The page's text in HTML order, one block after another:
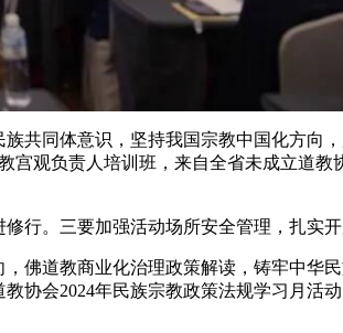
共同体意识，坚持我国宗教中国化方向
宫观负责人培训班，来自全省未成立道教
行。三要加强活动场所安全管理，扎实开
佛道教商业化治理政策解读，铸牢中华
协会2024年民族宗教政策法规学习月活